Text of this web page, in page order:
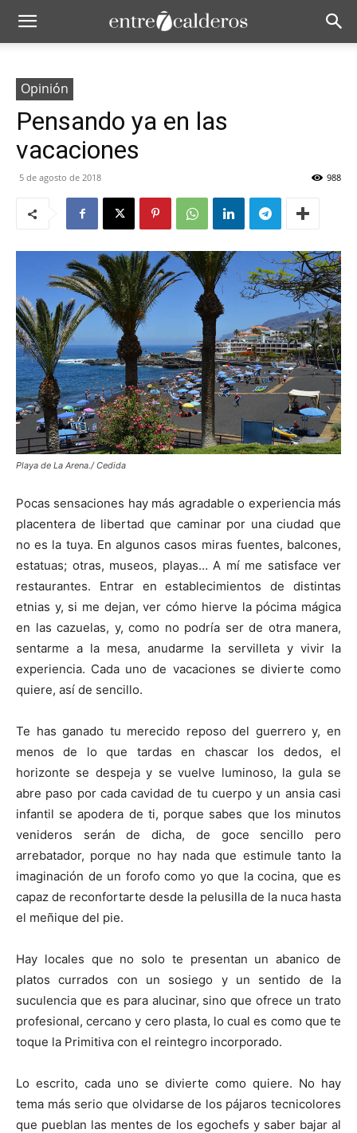
Opinión
Pensando ya en las
vacaciones
5 de agosto de 2018 988
Playa de La Arena./ Cedida
Pocas sensaciones hay más agradable o experiencia más
placentera de libertad que caminar por una ciudad que
no es la tuya. En algunos casos miras fuentes, balcones,
estatuas; otras, museos, playas… A mí me satisface ver
restaurantes. Entrar en establecimientos de distintas
etnias y, si me dejan, ver cómo hierve la pócima mágica
en las cazuelas, y, como no podría ser de otra manera,
sentarme a la mesa, anudarme la servilleta y vivir la
experiencia. Cada uno de vacaciones se divierte como
quiere, así de sencillo.
Te has ganado tu merecido reposo del guerrero y, en
menos de lo que tardas en chascar los dedos, el
horizonte se despeja y se vuelve luminoso, la gula se
abre paso por cada cavidad de tu cuerpo y un ansia casi
infantil se apodera de ti, porque sabes que los minutos
venideros serán de dicha, de goce sencillo pero
arrebatador, porque no hay nada que estimule tanto la
imaginación de un forofo como yo que la cocina, que es
capaz de reconfortarte desde la pelusilla de la nuca hasta
el meñique del pie.
Hay locales que no solo te presentan un abanico de
platos currados con un sosiego y un sentido de la
suculencia que es para alucinar, sino que ofrece un trato
profesional, cercano y cero plasta, lo cual es como que te
toque la Primitiva con el reintegro incorporado.
Lo escrito, cada uno se divierte como quiere. No hay
tema más serio que olvidarse de los pájaros tecnicolores
que pueblan las mentes de los egochefs y saber bajar al